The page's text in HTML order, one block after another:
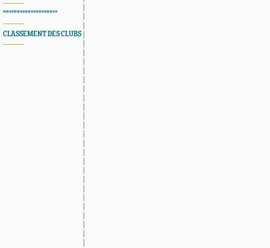
°°**°°**°°**°°**°°**
CLASSEMENT DES CLUBS